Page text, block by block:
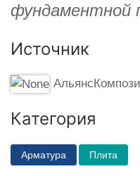
фундаментной
Источник
Категория
Арматура Плита